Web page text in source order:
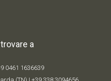
a
0461 1636639